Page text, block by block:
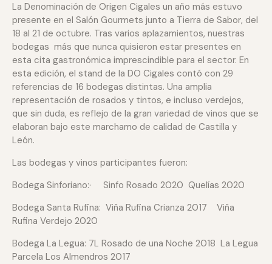
La Denominación de Origen Cigales un año más estuvo
presente en el Salón Gourmets junto a Tierra de Sabor, del
18 al 21 de octubre. Tras varios aplazamientos, nuestras
bodegas más que nunca quisieron estar presentes en
esta cita gastronómica imprescindible para el sector. En
esta edición, el stand de la DO Cigales contó con 29
referencias de 16 bodegas distintas. Una amplia
representación de rosados y tintos, e incluso verdejos,
que sin duda, es reflejo de la gran variedad de vinos que se
elaboran bajo este marchamo de calidad de Castilla y
León.
Las bodegas y vinos participantes fueron:
Bodega Sinforiano:· Sinfo Rosado 2020 Quelías 2020
Bodega Santa Rufina: Viña Rufina Crianza 2017 Viña
Rufina Verdejo 2020
Bodega La Legua: 7L Rosado de una Noche 2018 La Legua
Parcela Los Almendros 2017